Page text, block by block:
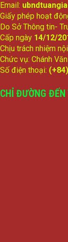
Email:
Giấy phép hoạt
Do Sở Thông tin-
Cấp ngày 14/12/
Chịu trách nhiệm
Chức vụ: Chánh
Số điện thoại:
CHỈ ĐƯỜNG ĐẾN